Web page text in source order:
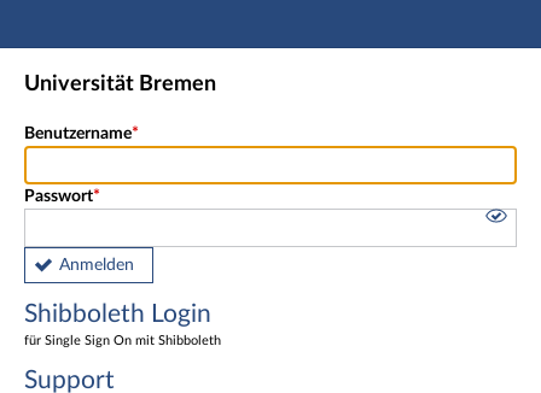
Hauptnavigation
Shibboleth Login
Universität Bremen
Benutzername
Passwort
Anmelden
Shibboleth Login
für Single Sign On mit Shibboleth
Support